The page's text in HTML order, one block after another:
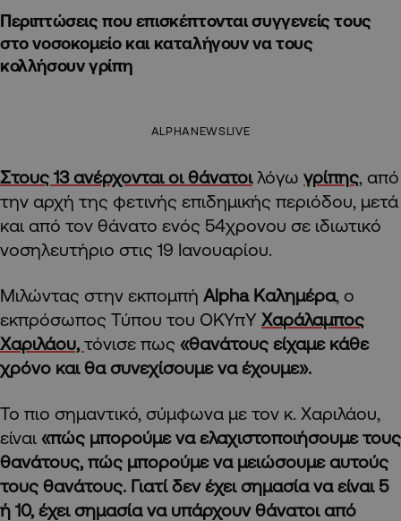
Περιπτώσεις που επισκέπτονται συγγενείς τους
στο νοσοκομείο και καταλήγουν να τους
κολλήσουν γρίπη
ALPHANEWSLIVE
Στους 13 ανέρχονται οι θάνατοιλόγω γρίπης , από
την αρχή της φετινής επιδημικής περιόδου, μετά
και από τον θάνατο ενός 54χρονου σε ιδιωτικό
νοσηλευτήριο στις 19 Ιανουαρίου.
Μιλώντας στην εκπομπή Alpha Καλημέρα, ο
εκπρόσωπος Τύπου του ΟΚΥπΥ Χαράλαμπος
Χαριλάου, τόνισε πως «θανάτους είχαμε κάθε
χρόνο και θα συνεχίσουμε να έχουμε».
Το πιο σημαντικό, σύμφωνα με τον κ. Χαριλάου,
είναι «πώς μπορούμε να ελαχιστοποιήσουμε τους
θανάτους, πώς μπορούμε να μειώσουμε αυτούς
τους θανάτους. Γιατί δεν έχει σημασία να είναι 5
ή 10, έχει σημασία να υπάρχουν θάνατοι από